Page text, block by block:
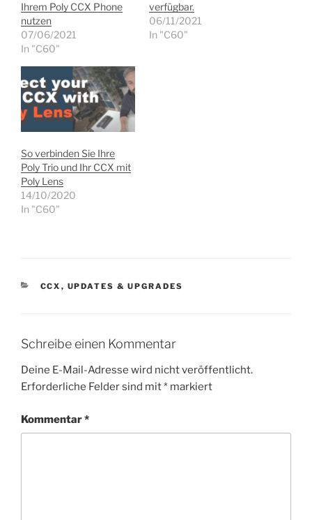
Ihrem Poly CCX Phone
nutzen
07/06/2021
In "C60"
verfügbar.
06/11/2021
In "C60"
So verbinden Sie Ihre
Poly Trio und Ihr CCX mit
Poly Lens
14/10/2020
In "C60"
KATEGORIEN
CCX , UPDATES & UPGRADES
Schreibe einen Kommentar
Deine E-Mail-Adresse wird nicht veröffentlicht.
Erforderliche Felder sind mit* markiert
Kommentar*